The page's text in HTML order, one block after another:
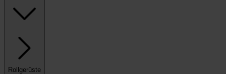
Rollgerüste